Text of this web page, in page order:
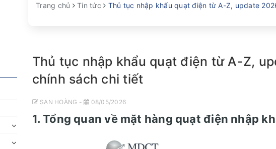
Trang chủ Tin tức Thủ tục nhập khẩu quạt điện từ A-Z, update 2026: Quy trình, thuế và chính
Thủ tục nhập khẩu quạt điện từ A-Z,
chính sách chi tiết
SAN HOÀNG - 08/05/2026
1. Tổng quan về mặt hàng quạt điện nhập